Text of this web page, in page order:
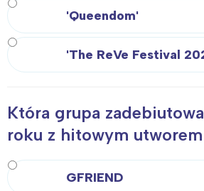
'Queendom'
'The ReVe Festival
Która grupa
roku z hitowym
GFRIEND